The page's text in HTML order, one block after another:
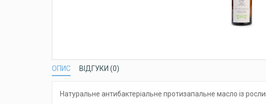
ОПИС ВІДГУКИ (0)
Натуральне антибактеріальне протизапальне масло із